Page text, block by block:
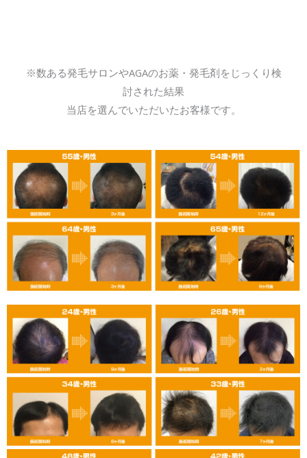
※数ある発毛サロンやAGAのお薬・発毛剤をじっくり検
討された結果
当店を選んでいただいたお客様です。